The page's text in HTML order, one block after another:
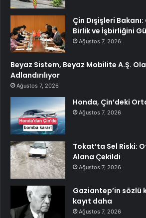
Çin Dışişleri
Birlik ve İşbirliğini
Ağustos 7, 2026
Beyaz Sistem, Beyaz Mobilite A.Ş.
Adlandırılıyor
Ağustos 7, 2026
Honda, Çin’deki
Ağustos 7, 2026
Tokat’ta Sel Riski:
Alana Çekildi
Ağustos 7, 2026
Gaziantep’in sözlü
kayıt daha
Ağustos 7, 2026